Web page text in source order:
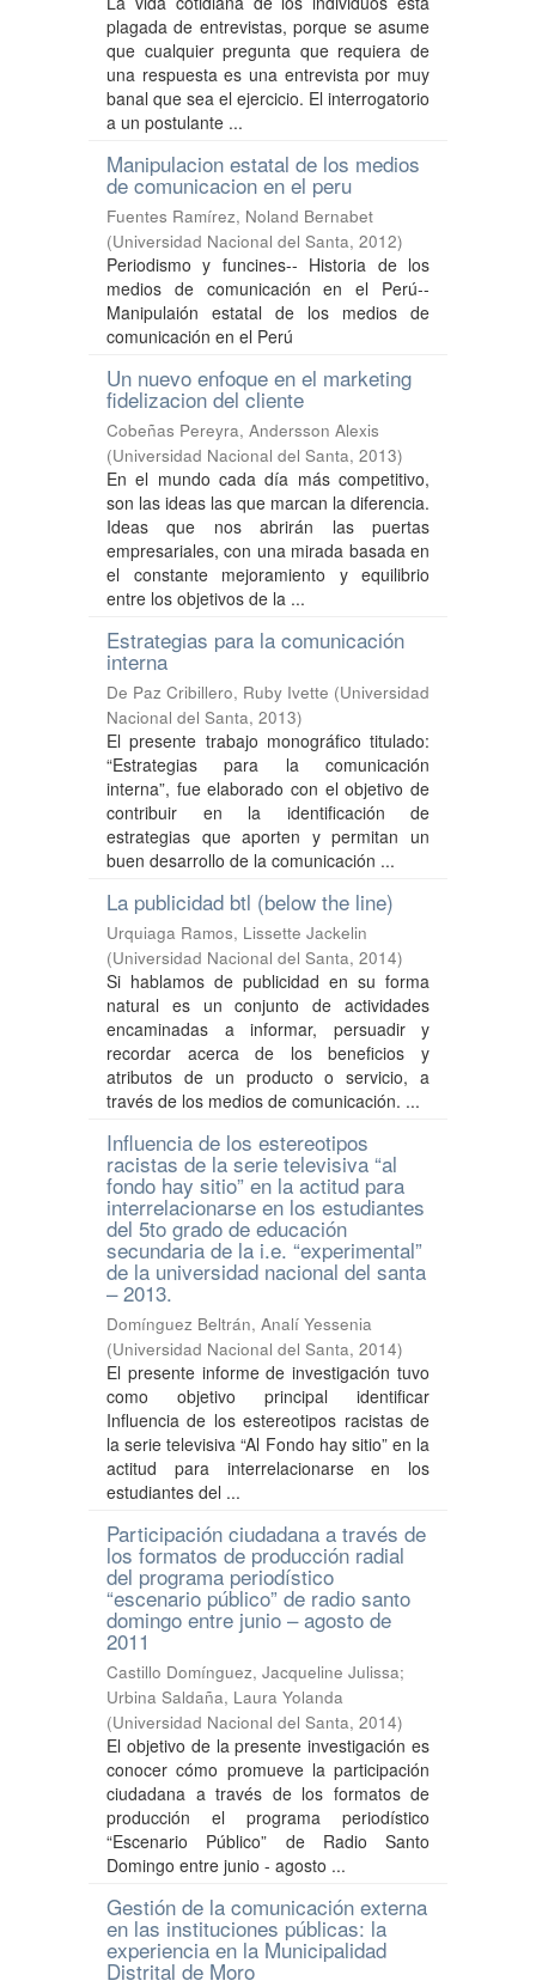
plagada de entrevistas, porque se asume
que cualquier pregunta que requiera de
una respuesta es una entrevista por muy
banal que sea el ejercicio. El interrogatorio
a un postulante ...
Manipulacion estatal de los medios
de comunicacion en el peru
Fuentes Ramírez, Noland Bernabet
(Universidad Nacional del Santa, 2012)
Periodismo y funcines-- Historia de los
medios de comunicación en el Perú--
Manipulaión estatal de los medios de
comunicación en el Perú
Un nuevo enfoque en el marketing
fidelizacion del cliente
Cobeñas Pereyra, Andersson Alexis
(Universidad Nacional del Santa, 2013)
En el mundo cada día más competitivo,
son las ideas las que marcan la diferencia.
Ideas que nos abrirán las puertas
empresariales, con una mirada basada en
el constante mejoramiento y equilibrio
entre los objetivos de la ...
Estrategias para la comunicación
interna
De Paz Cribillero, Ruby Ivette (Universidad
Nacional del Santa, 2013)
El presente trabajo monográfico titulado:
“Estrategias para la comunicación
interna”, fue elaborado con el objetivo de
contribuir en la identificación de
estrategias que aporten y permitan un
buen desarrollo de la comunicación ...
La publicidad btl (below the line)
Urquiaga Ramos, Lissette Jackelin
(Universidad Nacional del Santa, 2014)
Si hablamos de publicidad en su forma
natural es un conjunto de actividades
encaminadas a informar, persuadir y
recordar acerca de los beneficios y
atributos de un producto o servicio, a
través de los medios de comunicación. ...
Influencia de los estereotipos
racistas de la serie televisiva “al
fondo hay sitio” en la actitud para
interrelacionarse en los estudiantes
del 5to grado de educación
secundaria de la i.e. “experimental”
de la universidad nacional del santa
– 2013.
Domínguez Beltrán, Analí Yessenia
(Universidad Nacional del Santa, 2014)
El presente informe de investigación tuvo
como objetivo principal identificar
Influencia de los estereotipos racistas de
la serie televisiva “Al Fondo hay sitio” en la
actitud para interrelacionarse en los
estudiantes del ...
Participación ciudadana a través de
los formatos de producción radial
del programa periodístico
“escenario público” de radio santo
domingo entre junio – agosto de
2011
Castillo Domínguez, Jacqueline Julissa;
Urbina Saldaña, Laura Yolanda
(Universidad Nacional del Santa, 2014)
El objetivo de la presente investigación es
conocer cómo promueve la participación
ciudadana a través de los formatos de
producción el programa periodístico
“Escenario Público” de Radio Santo
Domingo entre junio - agosto ...
Gestión de la comunicación externa
en las instituciones públicas: la
experiencia en la Municipalidad
Distrital de Moro